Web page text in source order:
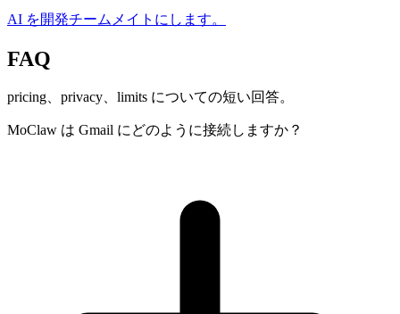
AI を開発チームメイトにします。
FAQ
pricing、privacy、limits についての短い回答。
MoClaw は Gmail にどのように接続しますか？